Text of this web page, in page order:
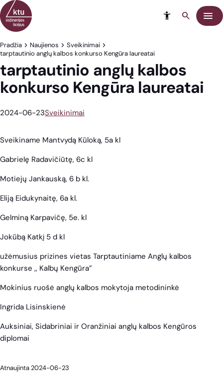
Eiti į turinį
Meniu
Pradžia Naujienos
Sveikinimai
tarptautinio anglų kalbos konkurso Kengūra laureatai
tarptautinio anglų kalbos
konkurso Kengūra laureatai
2024-06-23Sveikinimai
Sveikiname Mantvydą Kūloką, 5a kl
Gabrielę Radavičiūtę, 6c kl
Motiejų Jankauską, 6 b kl.
Eliją Eidukynaitę, 6a kl.
Gelminą Karpavičę, 5e. kl
Jokūbą Katkį 5 d kl
užėmusius prizines vietas Tarptautiniame Anglų kalbos
konkurse ,, Kalbų Kengūra”
Mokinius ruošė anglų kalbos mokytoja metodininkė
Ingrida Lisinskienė
Auksiniai, Sidabriniai ir Oranžiniai anglų kalbos Kengūros
diplomai
Atnaujinta 2024-06-23